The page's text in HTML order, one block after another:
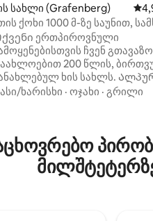
5‑დან 4,95, 417
სახლი (Grafenberg)
ქოხი 1000 მ-ზე საუნით,
ერთპიროვნული
ჩვენ
200 წლის,
ხის სახლს.
შეესაბამება
ოთხ ადამიანზე
50 კვადრატულ
მდებარეობს მზიან ბორცვზე. Ეს
ხარისხი · ოჯახი · გრილი